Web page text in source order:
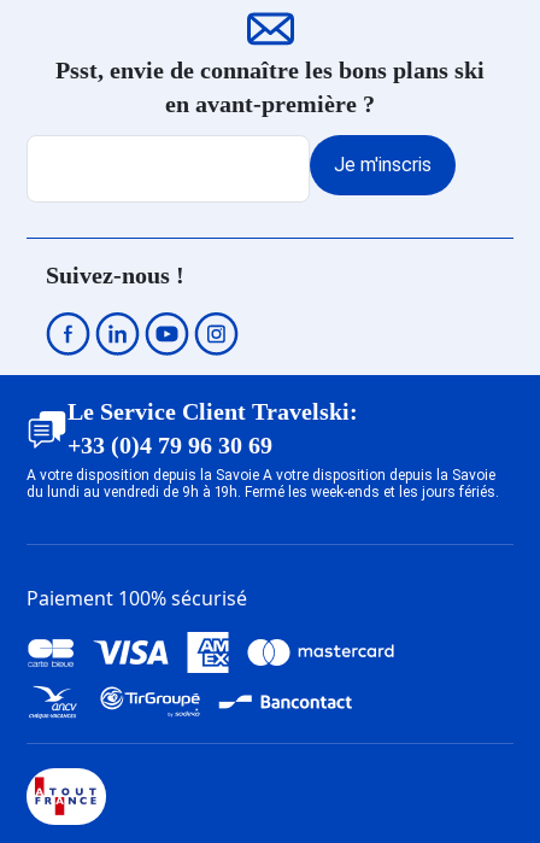
Psst, envie de connaître les bons plans ski
en avant-première ?
Je m'inscris
Suivez-nous !
Le Service Client Travelski:
+33 (0)4 79 96 30 69
A votre disposition depuis la Savoie A votre disposition depuis la Savoie
du lundi au vendredi de 9h à 19h. Fermé les week-ends et les jours fériés.
Paiement 100% sécurisé